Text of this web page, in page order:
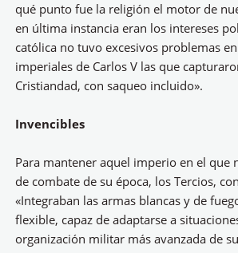
qué punto fue la religión el motor de
en última instancia eran los intereses
católica no tuvo excesivos problemas
imperiales de Carlos V las que
Cristiandad, con saqueo incluido».
Invencibles
Para mantener aquel imperio en el
de combate de su época, los Tercios,
«Integraban las armas blancas y de
flexible, capaz de adaptarse a
organización militar más avanzada de